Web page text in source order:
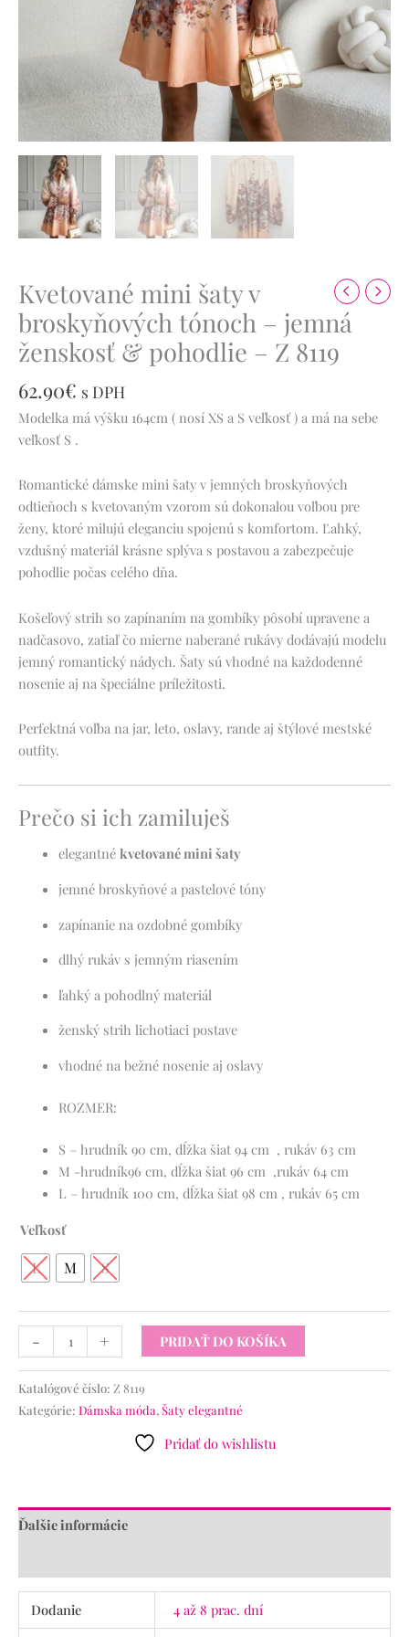
Kvetované mini šaty v
broskyňových tónoch – jemná
ženskosť & pohodlie – Z 8119
62.90€ s DPH
Modelka má výšku 164cm ( nosí XS a S veľkosť ) a má na sebe
veľkosť S .
Romantické dámske mini šaty v jemných broskyňových
odtieňoch s kvetovaným vzorom sú dokonalou voľbou pre
ženy, ktoré milujú eleganciu spojenú s komfortom. Ľahký,
vzdušný materiál krásne splýva s postavou a zabezpečuje
pohodlie počas celého dňa.
Košeľový strih so zapínaním na gombíky pôsobí upravene a
nadčasovo, zatiaľ čo mierne naberané rukávy dodávajú modelu
jemný romantický nádych. Šaty sú vhodné na každodenné
nosenie aj na špeciálne príležitosti.
Perfektná voľba na jar, leto, oslavy, rande aj štýlové mestské
outfity.
Prečo si ich zamiluješ
elegantné kvetované mini šaty
jemné broskyňové a pastelové tóny
zapínanie na ozdobné gombíky
dlhý rukáv s jemným riasením
ľahký a pohodlný materiál
ženský strih lichotiaci postave
vhodné na bežné nosenie aj oslavy
ROZMER:
S – hrudník 90 cm, dĺžka šiat 94 cm , rukáv 63 cm
M -hrudník96 cm, dĺžka šiat 96 cm ,rukáv 64 cm
L – hrudník 100 cm, dĺžka šiat 98 cm , rukáv 65 cm
Veľkosť
L M S
- + PRIDAŤ DO KOŠÍKA
Katalógové číslo: Z 8119
Kategórie: Dámska móda,Šaty elegantné
Pridať do wishlistu
Ďalšie informácie
Dodanie
4 až 8 prac. dní